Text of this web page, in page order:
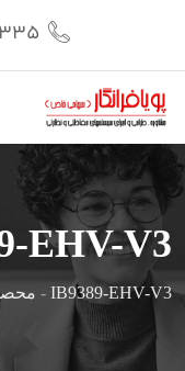
محتوا
EHV-V3
IB9389-EHV-V3
-